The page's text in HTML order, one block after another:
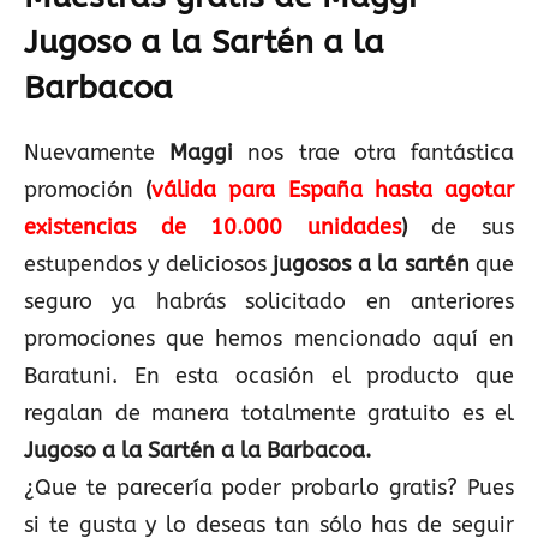
Jugoso a la Sartén a la
Barbacoa
Nuevamente Maggi nos trae otra fantástica
promoción (válida para España hasta agotar
existencias de 10.000 unidades)de sus
estupendos y deliciosos jugosos a la sartén que
seguro ya habrás solicitado en anteriores
promociones que hemos mencionado aquí en
Baratuni. En esta ocasión el producto que
regalan de manera totalmente gratuito es el
Jugoso a la Sartén a la Barbacoa.
¿Que te parecería poder probarlo gratis? Pues
si te gusta y lo deseas tan sólo has de seguir